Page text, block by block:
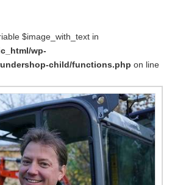
$image_with_text in
wp-
child/functions.php on line